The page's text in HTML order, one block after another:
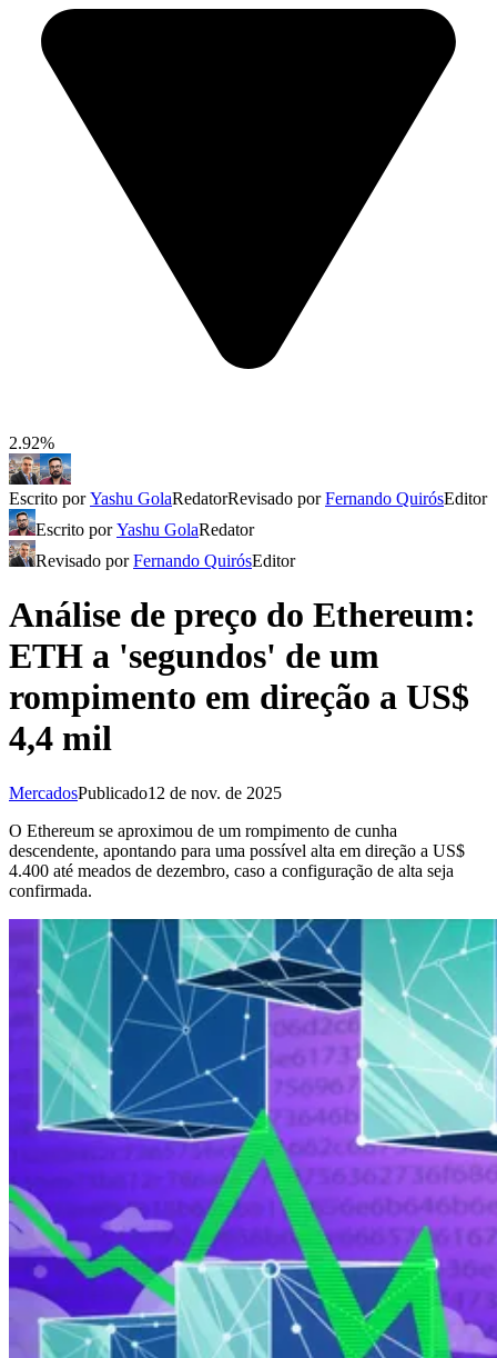
2.92%
Escrito porYashu GolaRedatorRevisado porFernando QuirósEditor
Escrito porYashu GolaRedator
Revisado porFernando QuirósEditor
Análise de preço do Ethereum:
ETH a 'segundos' de um
rompimento em direção a US$
4,4 mil
MercadosPublicado12 de nov. de 2025
O Ethereum se aproximou de um rompimento de cunha
descendente, apontando para uma possível alta em direção a US$
4.400 até meados de dezembro, caso a configuração de alta seja
confirmada.